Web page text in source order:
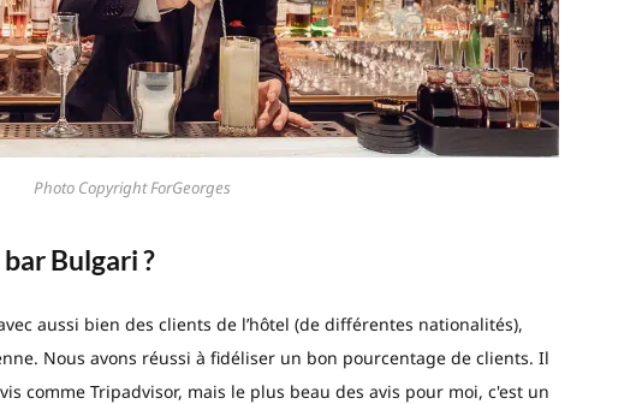
Photo Copyright ForGeorges
Bulgari ?
aussi bien des clients de l’hôtel (de différentes nationalités),
Nous avons réussi à fidéliser un bon pourcentage de clients. Il
comme Tripadvisor, mais le plus beau des avis pour moi, c'est un